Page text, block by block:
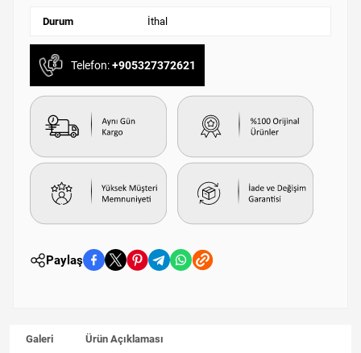
Durum İthal
Telefon:+905327372621
Paylaş
Galeri Ürün Açıklaması